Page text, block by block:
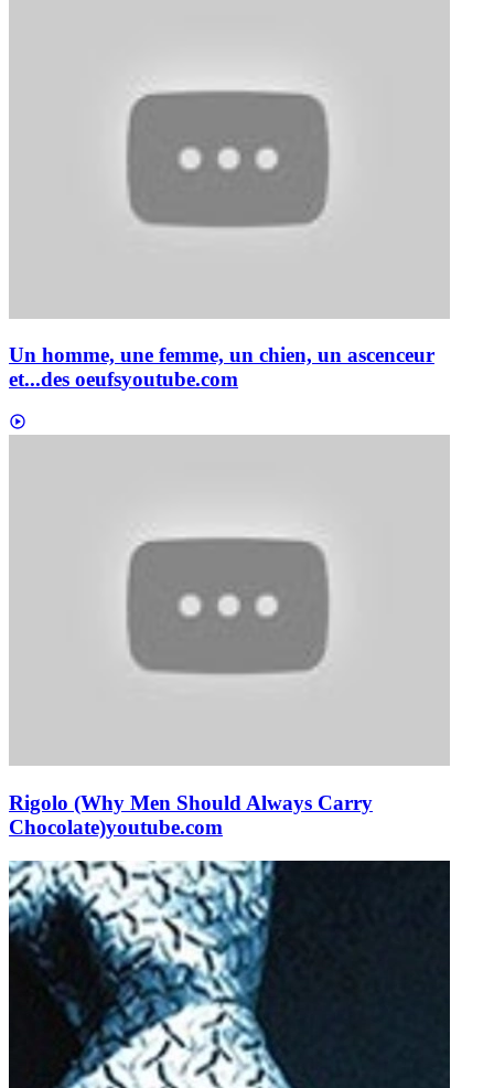
Un homme, une femme, un chien, un ascenceur
et...des oeufsyoutube.com
Rigolo (Why Men Should Always Carry
Chocolate)youtube.com